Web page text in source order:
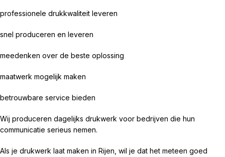
professionele drukkwaliteit leveren
snel produceren en leveren
meedenken over de beste oplossing
maatwerk mogelijk maken
betrouwbare service bieden
Wij produceren dagelijks drukwerk voor bedrijven die hun
communicatie serieus nemen.
Als je drukwerk laat maken in Rijen, wil je dat het meteen goed